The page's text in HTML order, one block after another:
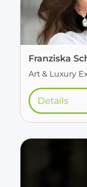
Franziska
Art & Luxury
Details